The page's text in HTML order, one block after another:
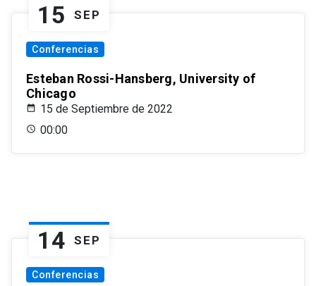
15 SEP
Conferencias
Esteban Rossi-Hansberg, University of
Chicago
15 de Septiembre de 2022
00:00
14 SEP
Conferencias